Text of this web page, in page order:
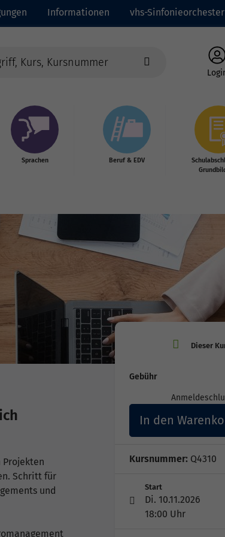
Informationen vhs-Sinfonieorchester
Sprachen Beruf & EDV
Schritt für
und
Gebühr
In den
Kursnummer: Q4310
Start
Di. 10.11.2026
18:00 Uhr